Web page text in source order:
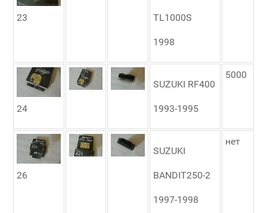
23 TL1000S
1998
24
SUZUKI RF400
1993-1995
5000
26
SUZUKI
BANDIT250-2
1997-1998
нет